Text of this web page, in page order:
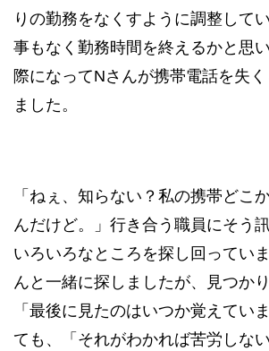
りの勤務をなくすように調整して
事もなく勤務時間を終えるかと思
際になってNさんが携帯電話を失
ました。
「ねぇ、知らない？私の携帯どこ
んだけど。」行き合う職員にそう
いろいろなところを探し回ってい
んと一緒に探しましたが、見つか
「最後に見たのはいつか覚えてい
ても、「それがわかれば苦労しな